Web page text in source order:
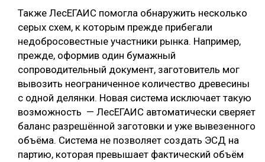
Также ЛесЕГАИС помогла обнаружить несколько
серых схем, к которым прежде прибегали
недобросовестные участники рынка. Например,
прежде, оформив один бумажный
сопроводительный документ, заготовитель мог
вывозить неограниченное количество древесины
с одной делянки. Новая система исключает такую
возможность — ЛесЕГАИС автоматически сверяет
баланс разрешённой заготовки и уже вывезенного
объёма. Система не позволяет создать ЭСД на
партию, которая превышает фактический объём